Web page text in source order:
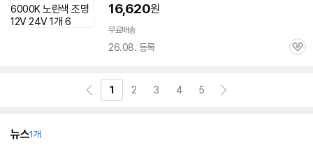
16,620원
무료배송
26.08. 등록
관
1 2 3 4 5
뉴스1개